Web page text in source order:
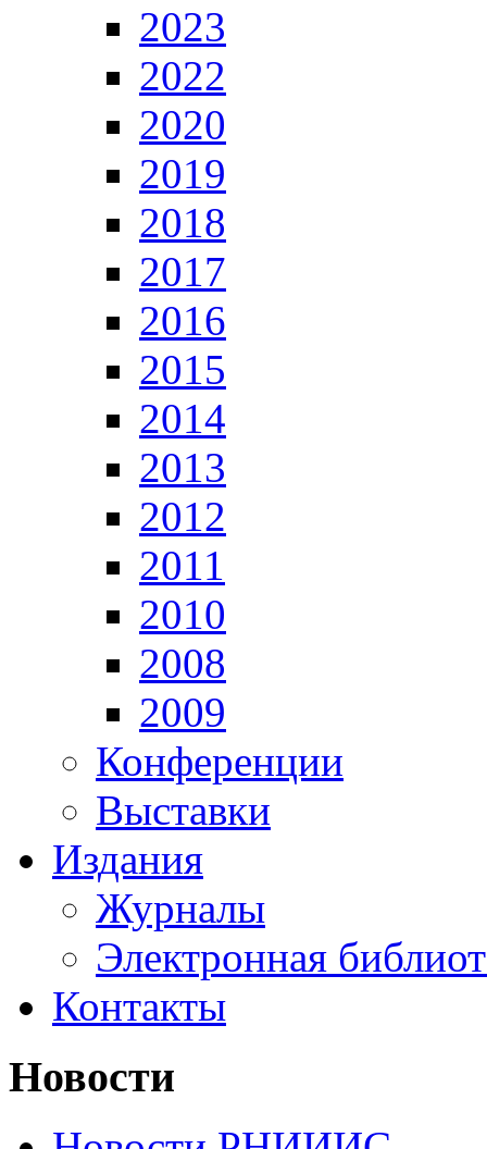
2023
2022
2020
2019
2018
2017
2016
2015
2014
2013
2012
2011
2010
2008
2009
Конференции
Выставки
Издания
Журналы
Электронная
Контакты
Новости